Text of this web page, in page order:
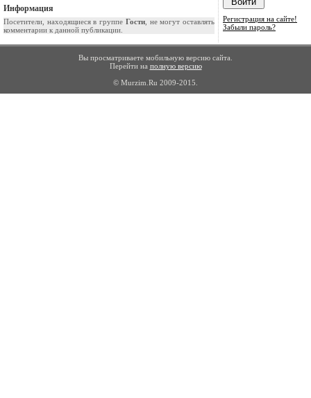
Информация
Посетители, находящиеся в группе Гости, не могут оставлять
комментарии к данной публикации.
Регистрация на сайте!
Забыли пароль?
Вы просматриваете мобильную версию сайта.
Перейти на полную версию
© Murzim.Ru 2009-2015.